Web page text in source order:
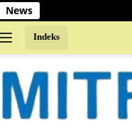
News
Indeks